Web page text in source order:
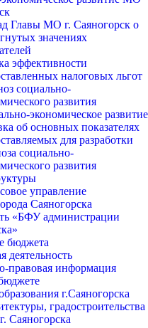
Главы МО г. Саяногорск о
значениях
эффективности
налоговых льгот
социально-
развития
экономическое развитие
об основных показателях
для разработки
социально-
развития
управление
Саяногорска
«БФУ администрации
бюджета
деятельность
правовая информация
г.Саяногорска
градостроительства
Саяногорска